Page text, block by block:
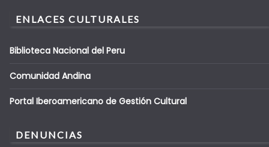
ENLACES CULTURALES
Biblioteca Nacional del Peru
Comunidad Andina
Portal Iberoamericano de Gestión Cultural
DENUNCIAS